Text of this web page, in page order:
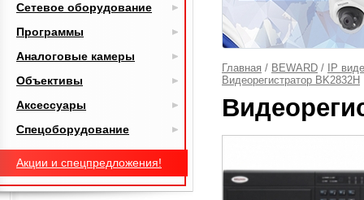
Главная / BEWARD /
IP
Видеорегистратор BK2832H
Сетевое оборудование
Программы
Аналоговые камеры
Объективы
Аксессуары
Спецоборудование
Акции и спецпредложения!